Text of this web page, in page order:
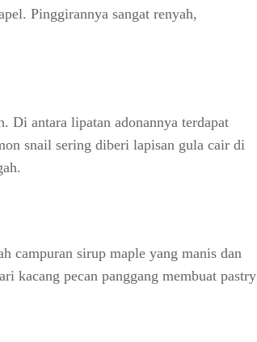
Pinggirannya sangat renyah,
Di antara lipatan adonannya terdapat
snail sering diberi lapisan gula cair di
campuran sirup maple yang manis dan
kacang pecan panggang membuat pastry